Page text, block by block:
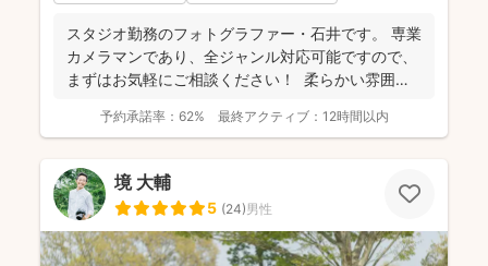
スタジオ勤務のフォトグラファー・石井です。 専業
カメラマンであり、全ジャンル対応可能ですので、
まずはお気軽にご相談ください！ 柔らかい雰囲気
予約承諾率： 62% 最終アクティブ： 12時間以内
境 大輔
5 (24)男性